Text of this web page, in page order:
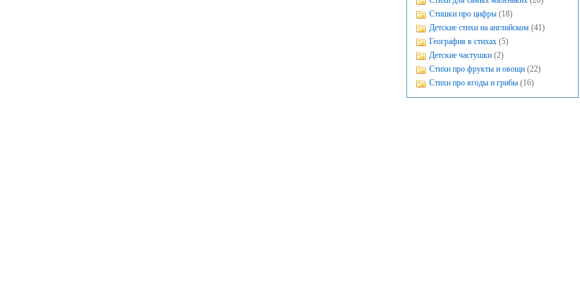
Стишки про цифры (18)
Детские стихи на английском (41)
География в стихах (5)
Детские частушки (2)
Стихи про фрукты и овощи (22)
Стихи про ягоды и грибы (16)